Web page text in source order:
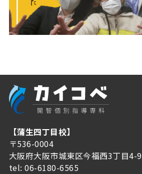
【蒲生四丁目校】
〒536-0004
大阪府大阪市城東区今福西3丁目4-9
tel:06-6180-6565